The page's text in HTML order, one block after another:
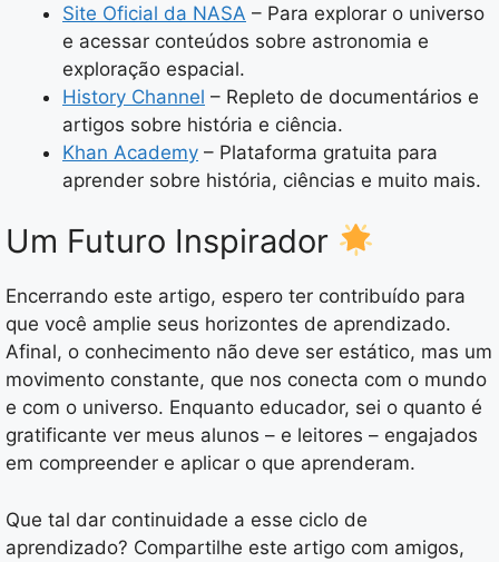
Site Oficial da NASA – Para explorar o universo
e acessar conteúdos sobre astronomia e
exploração espacial.
History Channel – Repleto de documentários e
artigos sobre história e ciência.
Khan Academy – Plataforma gratuita para
aprender sobre história, ciências e muito mais.
Um Futuro Inspirador
Encerrando este artigo, espero ter contribuído para
que você amplie seus horizontes de aprendizado.
Afinal, o conhecimento não deve ser estático, mas um
movimento constante, que nos conecta com o mundo
e com o universo. Enquanto educador, sei o quanto é
gratificante ver meus alunos – e leitores – engajados
em compreender e aplicar o que aprenderam.
Que tal dar continuidade a esse ciclo de
aprendizado? Compartilhe este artigo com amigos,